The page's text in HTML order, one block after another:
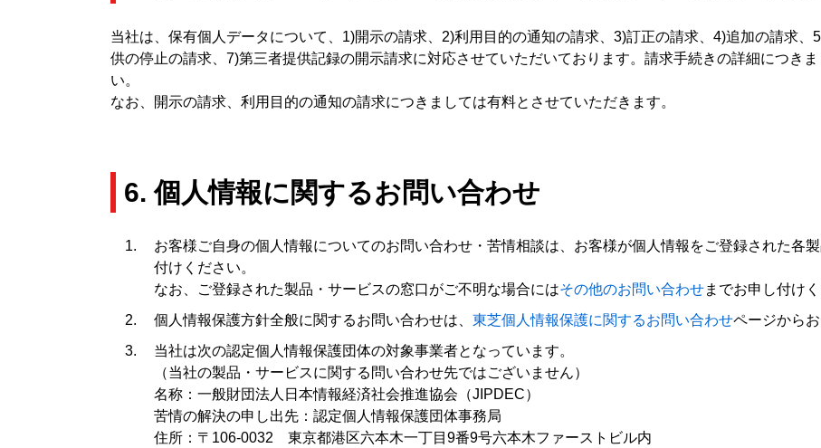
当社は、保有個人データについて、1)開示の請求、2)利用目的の通知の請求、3)訂正の請求、4)追加の請求
供の停止の請求、7)第三者提供記録の開示請求に対応させていただいております。請求手続きの詳細につきま
い。
なお、開示の請求、利用目的の通知の請求につきましては有料とさせていただきます。
6. 個人情報に関するお問い合わせ
お客様ご自身の個人情報についてのお問い合わせ・苦情相談は、お客様が個人情報をご登録された各
付けください。
なお、ご登録された製品・サービスの窓口がご不明な場合にはその他のお問い合わせまでお申し付けく
個人情報保護方針全般に関するお問い合わせは、 東芝個人情報保護に関するお問い合わせページから
当社は次の認定個人情報保護団体の対象事業者となっています。
（当社の製品・サービスに関する問い合わせ先ではございません）
名称：一般財団法人日本情報経済社会推進協会（JIPDEC）
苦情の解決の申し出先：認定個人情報保護団体事務局
住所：〒106-0032 東京都港区六本木一丁目9番9号六本木ファーストビル内